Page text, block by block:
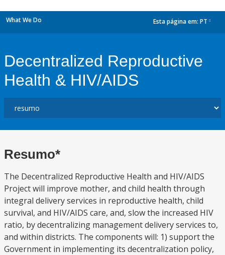
What We Do Esta página em: PT
Decentralized Reproductive
Health & HIV/AIDS
Resumo*
The Decentralized Reproductive Health and HIV/AIDS
Project will improve mother, and child health through
integral delivery services in reproductive health, child
survival, and HIV/AIDS care, and, slow the increased HIV
ratio, by decentralizing management delivery services to,
and within districts. The components will: 1) support the
Government in implementing its decentralization policy,